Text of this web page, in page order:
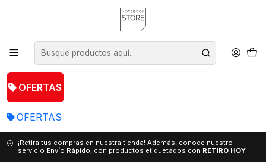
OFERTAS
OFERTAS
¡Retira tus compras en nuestra tienda! Además, conoce nuestro
servicio Envío Rápido, con productos etiquetados con RETIRO HOY